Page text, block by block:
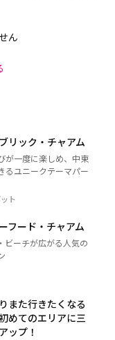
ん
リック・チャアム
が一度に楽しめ、中東
るユニークテーマパー
ト
フード・チャアム
ビーチが広がる人気の
また行きたくなる
めてのエリアに三
ップ！